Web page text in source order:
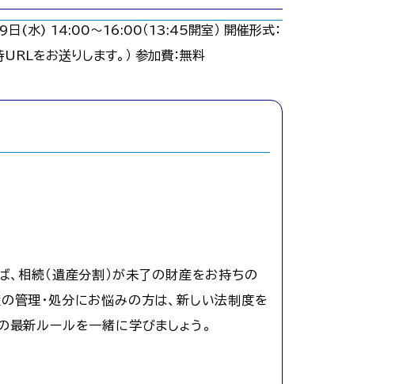
9日(水) 14:00〜16:00（13:45開室） 開催形式：
をお送りします。） 参加費：無料
相続（遺産分割）が未了の財産をお持ちの
管理・処分にお悩みの方は、新しい法制度を
最新ルールを一緒に学びましょう。